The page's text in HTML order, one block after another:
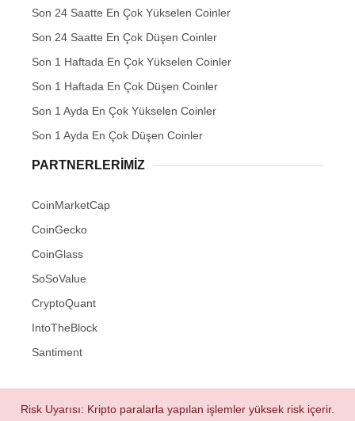
Son 24 Saatte En Çok Yükselen Coinler
Son 24 Saatte En Çok Düşen Coinler
Son 1 Haftada En Çok Yükselen Coinler
Son 1 Haftada En Çok Düşen Coinler
Son 1 Ayda En Çok Yükselen Coinler
Son 1 Ayda En Çok Düşen Coinler
PARTNERLERIMIZ
CoinMarketCap
CoinGecko
CoinGlass
SoSoValue
CryptoQuant
IntoTheBlock
Santiment
Risk Uyarısı: Kripto paralarla yapılan işlemler yüksek risk içerir.